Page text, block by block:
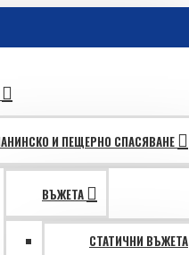
И ПЕЩЕРНО СПАСЯВАНЕ
ВЪЖЕТА
СТАТИЧНИ ВЪЖЕТА